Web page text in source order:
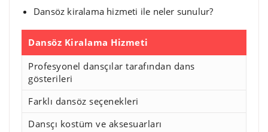
Dansöz kiralama hizmeti ile neler sunulur?
Dansöz Kiralama Hizmeti
Profesyonel dansçılar tarafından dans
gösterileri
Farklı dansöz seçenekleri
Dansçı kostüm ve aksesuarları